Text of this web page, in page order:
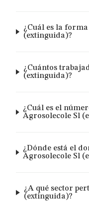
¿Cuál es la
(extinguida)?
¿Cuántos
(extinguida)?
¿Cuál es el
Agrosolecole Sl
¿Dónde está el
Agrosolecole Sl
¿A qué sector
(extinguida)?